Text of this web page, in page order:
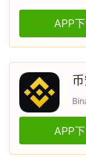
APP
APP